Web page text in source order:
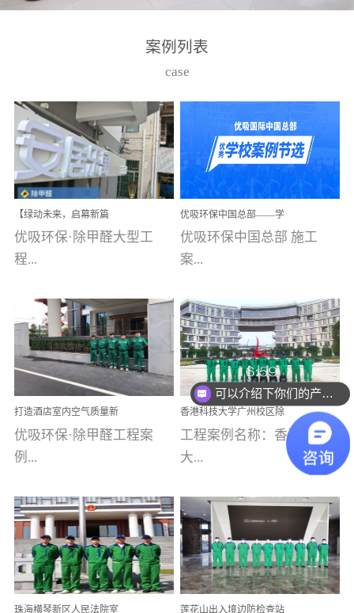
高技能的团队。汇聚了众
取得了多项产品技术专利
和多项国家版权局著作
权，获得高新技术企业称
号。生产优势自主生产自
给自足，优吸公司于2015
在广州番禺区成功建立产
品线生产基地，工厂拥有
自动化生产设备和成熟的
选择源头源材料、严控产
品质量，我们每一批的生
产产品都经过严格的质检
程序；生产车间为优吸总
部和全国分支机构生产光
触媒、净醛王、祛味剂等
优吸系列产品，保质保量
完成生产任务，确保全国
求。资质优势团队优势分
支优势优吸环保是一棵正
茁壮成长的树，只要我们
人人都爱护她、珍惜她、
她将越来越枝繁叶茂，终
案例列表
case
【绿动未来，启幕新篇
章】优吸环保中标深圳安
居乐寓，超大型工装室内
空气治理项目顺利启航，
优吸环保·除甲醛大型工
程...
案例【深圳安居乐寓】室
内空气治理项目深圳安居
乐寓 深圳市安居乐寓
为深圳安居集团旗下城...
优吸环保中国总部——学
校施工案例(节选)
优吸环保中国总部 施工
案...
例(学校工装节选)广州南沙
小学(珠江湾校区)项目地
址：广州市南沙区海滨路
南沙珠江湾江门市蓬江区
禾...
打造酒店室内空气质量新
标杆——优吸环保·标杆之
作：东莞美豪雅致酒店室
内空气治理工程纪实
优吸环保·除甲醛工程案
例...
【东莞美豪雅致酒店】室
内空气治理项目东莞美豪
雅致酒店 东莞美豪雅
致酒店是为中高端人士...
香港科技大学广州校区除
甲醛项目圆满完成
工程案例名称：香港科技
大...
学广州校区室内空气治
理 工程案例地址：广
州南沙区·香港科技大学(广
州)校区 工程案...
珠海横琴新区人民法院室
莲花山出入境边防检查站
可以介绍下你们的产品么